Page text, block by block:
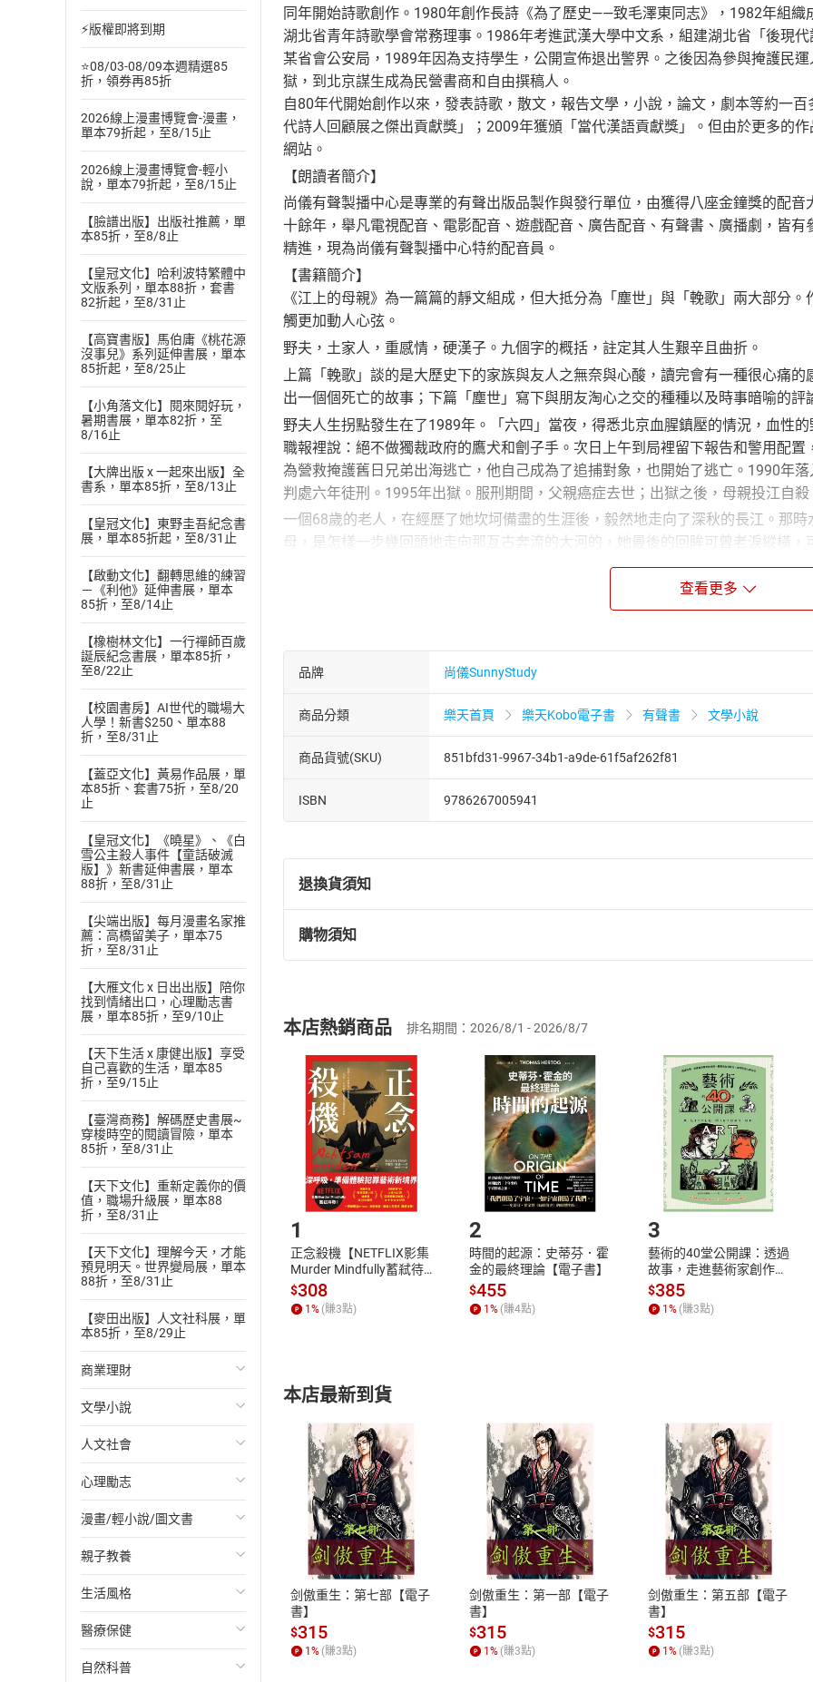
⚡版權即將到期
⭐08/03-08/09本週精選85
折，領券再85折
2026線上漫畫博覽會-漫畫，
單本79折起，至8/15止
2026線上漫畫博覽會-輕小
說，單本79折起，至8/15止
【臉譜出版】出版社推薦，單
本85折，至8/8止
【皇冠文化】哈利波特繁體中
文版系列，單本88折，套書
82折起，至8/31止
【高寶書版】馬伯庸《桃花源
沒事兒》系列延伸書展，單本
85折起，至8/25止
【小角落文化】閱來閱好玩，
暑期書展，單本82折，至
8/16止
【大牌出版 x 一起來出版】全
書系，單本85折，至8/13止
【皇冠文化】東野圭吾紀念書
展，單本85折起，至8/31止
【啟動文化】翻轉思維的練習
－《利他》延伸書展，單本
85折，至8/14止
【橡樹林文化】一行禪師百歲
誕辰紀念書展，單本85折，
至8/22止
【校園書房】AI世代的職場大
人學！新書$250、單本88
折，至8/31止
【蓋亞文化】黃易作品展，單
本85折、套書75折，至8/20
止
【皇冠文化】《曉星》、《白
雪公主殺人事件【童話破滅
版】》新書延伸書展，單本
88折，至8/31止
【尖端出版】每月漫畫名家推
薦：高橋留美子，單本75
折，至8/31止
【大雁文化 x 日出出版】陪你
找到情緒出口，心理勵志書
展，單本85折，至9/10止
【天下生活 x 康健出版】享受
自己喜歡的生活，單本85
折，至9/15止
【臺灣商務】解碼歷史書展~
穿梭時空的閱讀冒險，單本
85折，至8/31止
【天下文化】重新定義你的價
值，職場升級展，單本88
折，至8/31止
【天下文化】理解今天，才能
預見明天。世界變局展，單本
88折，至8/31止
【麥田出版】人文社科展，單
本85折，至8/29止
商業理財
投資理財
經濟/趨勢
財務/金融
管理/領導
職場工作術
成功法
行銷/廣告
傳記
文學小說
歐美文學
日本文學
韓國文學
華文文學
經典文學
成長/家庭生活小說
懸疑/推理小說
人文社會
國際關係
政治
社會科學
台灣/中國歷史
日/韓歷史
其他歷史/史學
心理勵志
心靈成長/情緒
人際關係
兩性關係
心理學
漫畫/輕小說/圖文書
輕小說
奇幻/科幻
愛情故事
職場/社會寫實
親子教養
教育現場
兒童文學/故事
兒童科普/學習
生活風格
飲食/食譜
健身/美顏
醫療保健
健康/養生
自然科普
同年開始詩歌創作。1980年創作長詩《為了歷史——致毛澤東同志》，1982年組
湖北省青年詩歌學會常務理事。1986年考進武漢大學中文系，組建湖北省「後現
某省會公安局，1989年因為支持學生，公開宣佈退出警界。之後因為參與掩護民
獄，到北京謀生成為民營書商和自由撰稿人。
自80年代開始創作以來，發表詩歌，散文，報告文學，小說，論文，劇本等約一
代詩人回顧展之傑出貢獻獎」；2009年獲頒「當代漢語貢獻獎」。但由於更多的
網站。
【朗讀者簡介】
尚儀有聲製播中心是專業的有聲出版品製作與發行單位，由獲得八座金鐘獎的配
十餘年，舉凡電視配音、電影配音、遊戲配音、廣告配音、有聲書、廣播劇，皆
精進，現為尚儀有聲製播中心特約配音員。
【書籍簡介】
《江上的母親》為一篇篇的靜文組成，但大抵分為「塵世」與「輓歌」兩大部分
觸更加動人心弦。
野夫，土家人，重感情，硬漢子。九個字的概括，註定其人生艱辛且曲折。
上篇「輓歌」談的是大歷史下的家族與友人之無奈與心酸，讀完會有一種很心痛
出一個個死亡的故事；下篇「塵世」寫下與朋友淘心之交的種種以及時事暗喻的評
野夫人生拐點發生在了1989年。「六四」當夜，得悉北京血腥鎮壓的情況，血性
職報裡說：絕不做獨裁政府的鷹犬和劊子手。次日上午到局裡留下報告和警用配
為營救掩護舊日兄弟出海逃亡，他自己成為了追捕對象，也開始了逃亡。1990年
判處六年徒刑。1995年出獄。服刑期間，父親癌症去世；出獄之後，母親投江自殺
一個68歲的老人，在經歷了她坎坷備盡的生涯後，毅然地走向了深秋的長江。那
母，是怎樣一步幾回頭地走向那亙古奔流的大河的，她最後的回眸可曾老淚縱橫
母愛撒滿那生生不息的浩蕩之水，這需要怎樣一種勇毅和慈悲啊。
書籍簡介
序一 山川何處走豪傑，弦樂誰家奏太平
序二 輓歌與招魂
2009年中國當代漢語貢獻獎答謝辭 誰分巨擘除荊榛
目錄
上篇 輓歌 II 別夢依稀咒逝川——悼故友如波-01
上篇 輓歌 II 別夢依稀咒逝川——悼故友如波-02
上篇 輓歌 III 生於末世運偏消——么叔的故事
上篇 輓歌 IV 墳燈——關於外婆的回憶點滴
上篇 輓歌 V 瞎子哥
上篇 輓歌 VII 閒話章黃學派-01
上篇 輓歌 VII 閒話章黃學派-03
上篇 輓歌 VIII 地主之殤——土改與毀家紀事-01
上篇 輓歌 VIII 地主之殤——土改與毀家紀事-02
上篇 輓歌 IX 是非恩仇二十年——熊召政和我必須面對的末日審判
上篇 輓歌 X 卿本佳人，奈何做賊——我對熊召政的繼續質疑
下篇 塵世 I 殘忍教育
下篇 塵世 II 童年的恐懼和仇恨
下篇 塵世 III 那一代與這一代的遭遇——從《垮掉的一代》說起
下篇 塵世 IV 小雞的故事
下篇 塵世 V 大德無言——記老校長劉道玉
下篇 塵世 VIII 「酷客」李斯
下篇 塵世 IX 「革命時期」的浪漫
下篇 塵世 X 球球外傳——一個時代和一隻小狗的際遇-01
下篇 塵世 X 球球外傳——一個時代和一隻小狗的際遇-02
代跋 歲暮致我的所有讀者
查看更多
品牌 尚儀SunnyStudy
商品分類 樂天首頁 樂天Kobo電子書 有聲書 文學小說
商品貨號(SKU) 851bfd31-9967-34b1-a9de-61f5af262f81
ISBN 9786267005941
退換貨須知
退換貨規定：
(一)依消費者保護法第19條第1項後段暨通訊交易解除權合理例外情事適用
(二)消費者訂購本店鋪之商品即代表知悉本店鋪所銷售之商品為電子書，
且已下載/存取電子書，不得請求退貨退款。
退貨方式：您欲取消訂單或辦理退貨時，請登入樂天市場，並於「我的訂單
貨」，本店鋪將依您的申請進行審核，待審核通過後將為您辦理退款事宜。
請注意，樂天市場須以整筆訂單為單位進行取消/退貨，恕無法以單支商品取
購物須知
挑選商品
Choose
放入購物車
Shopping cart
登入帳號
Login
購書後，如何開始使用？
Step1.選擇閱讀載具 Step2.登入
付款方式
ATM轉帳、信用卡、LINE PAY、AFTEE
退換貨規範
本店是否提供消費者保護法七日猶
之權利，遽消費者保護法及通訊交
除權合理例外情事適用準則，依商
質各有不同規定。詳細退換貨說明
照各商品說明。
本店熱銷商品 排名期間：2026/8/1 - 2026/8/7
1
正念殺機【NETFLIX影集
Murder Mindfully蓄弒待
發】【電子書】
$308
1 % (賺3點)
2
時間的起源：史蒂芬．霍
金的最終理論【電子書】
$455
1 % (賺4點)
3
藝術的40堂公開課：透過
故事，走進藝術家創作現
場，看藝術如何誕生、如
何形塑人類生活【電子
書】
$385
1 % (賺3點)
本店最新到貨
剑傲重生：第七部【電子
書】
$315
1 % (賺3點)
剑傲重生：第一部【電子
書】
$315
1 % (賺3點)
剑傲重生：第五部【電子
書】
$315
1 % (賺3點)